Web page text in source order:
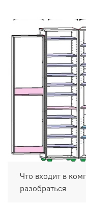
Что входит в
разобраться